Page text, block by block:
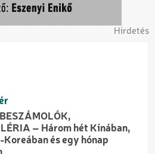
Hirdetés
– Három hét Kínában,
Koreában és egy hónap